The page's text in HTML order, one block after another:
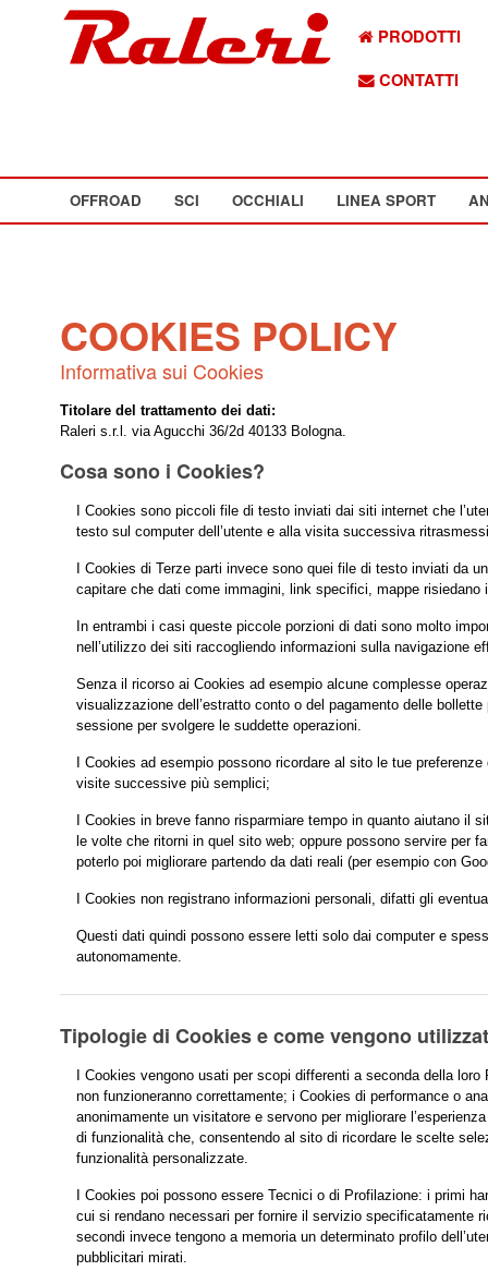
PRODOTTI
CONTATTI
OFFROAD SCI OCCHIALI LINEA SPORT
COOKIES POLICY
Informativa sui Cookies
Titolare del trattamento dei dati:
Raleri s.r.l. via Agucchi 36/2d 40133 Bologna.
Cosa sono i Cookies?
I Cookies sono piccoli file di testo inviati dai siti internet che
testo sul computer dell’utente e alla visita successiva
I Cookies di Terze parti invece sono quei file di testo inviati da
capitare che dati come immagini, link specifici, mappe
In entrambi i casi queste piccole porzioni di dati sono molto
nell’utilizzo dei siti raccogliendo informazioni sulla navigazione
Senza il ricorso ai Cookies ad esempio alcune complesse
visualizzazione dell’estratto conto o del pagamento delle
sessione per svolgere le suddette operazioni.
I Cookies ad esempio possono ricordare al sito le tue
visite successive più semplici;
I Cookies in breve fanno risparmiare tempo in quanto aiutano il
le volte che ritorni in quel sito web; oppure possono servire per
poterlo poi migliorare partendo da dati reali (per esempio con
I Cookies non registrano informazioni personali, difatti gli
Questi dati quindi possono essere letti solo dai computer e
autonomamente.
Tipologie di Cookies e come vengono
I Cookies vengono usati per scopi differenti a seconda della
non funzioneranno correttamente; i Cookies di performance o
anonimamente un visitatore e servono per migliorare
di funzionalità che, consentendo al sito di ricordare le scelte
funzionalità personalizzate.
I Cookies poi possono essere Tecnici o di Profilazione: i primi
cui si rendano necessari per fornire il servizio specificatamente
secondi invece tengono a memoria un determinato profilo
pubblicitari mirati.